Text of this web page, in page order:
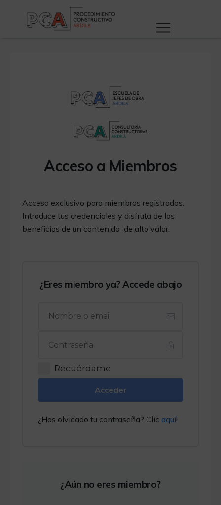
Acceso a Miembros
Acceso exclusivo para miembros registrados.
Introduce tus credenciales y disfruta de los
beneficios de un contenido de alto valor.
¿Eres miembro ya? Accede abajo
Recuérdame
Acceder
¿Has olvidado tu contraseña? Clic aquí!
¿Aún no eres miembro?